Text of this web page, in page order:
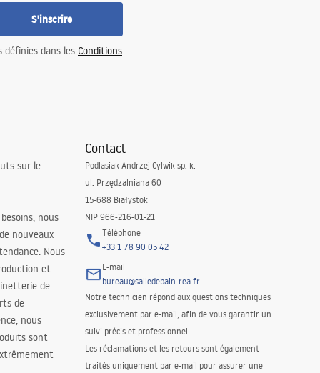
S'inscrire
dans les Conditions
sur le
nous
nouveaux
Nous
et
de
de
nous
sont
Contact
Podlasiak Andrzej Cylwik sp. k.
ul. Przędzalniana 60
15-688 Białystok
NIP 966-216-01-21
Téléphone
+33 1 78 90 05 42
E-mail
bureau@salledebain-rea.fr
Notre technicien répond aux questions techniques
exclusivement par e-mail, afin de vous garantir un
suivi précis et professionnel.
Les réclamations et les retours sont également
traités uniquement par e-mail pour assurer une